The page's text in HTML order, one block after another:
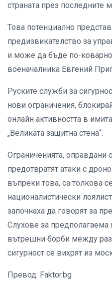
страната през последните
Това потенциално
предизвикателство за
и може да бъде по-
военачалника Евгений
Руските служби за
нови ограничения,
онлайн активността в
„Великата защитна стена“.
Ограниченията, оправдани
предотвратят атаки с
въпреки това, са толкова
националистически
започнаха да говорят за
Слухове за предполагаема
вътрешни борби между
сигурност се вихрят из
Превод: Faktor.bg